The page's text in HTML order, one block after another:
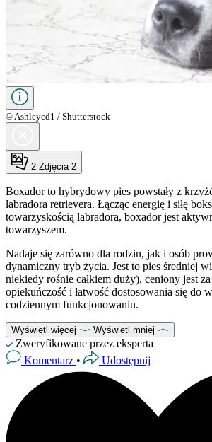
© Ashleycd1 / Shutterstock
2 Zdjęcia 2
Boxador to hybrydowy pies powstały z
labradora retrievera. Łącząc energię i siłę
towarzyskością labradora, boxador jest
towarzyszem.
Nadaje się zarówno dla rodzin, jak i osób
dynamiczny tryb życia. Jest to pies średniej
niekiedy rośnie całkiem duży), ceniony jest
opiekuńczość i łatwość dostosowania się do
codziennym funkcjonowaniu.
Wyświetl więcej Wyświetl mniej
Zweryfikowane przez eksperta
Komentarz • Udostępnij